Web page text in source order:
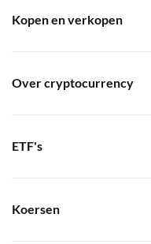
Kopen en verkopen
Over cryptocurrency
ETF's
Koersen